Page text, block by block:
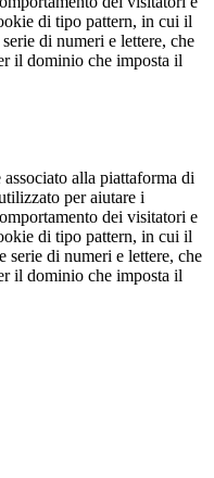
di tipo pattern, in cui il
di numeri e lettere, che
il dominio che imposta il
alla piattaforma di
per aiutare i
dei visitatori e
di tipo pattern, in cui il
serie di numeri e lettere, che
il dominio che imposta il